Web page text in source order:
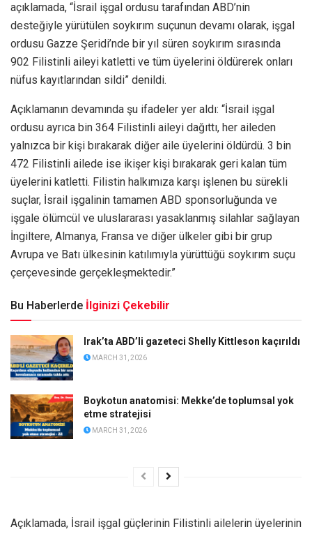
açıklamada, “İsrail işgal ordusu tarafından ABD’nin
desteğiyle yürütülen soykırım suçunun devamı olarak, işgal
ordusu Gazze Şeridi’nde bir yıl süren soykırım sırasında
902 Filistinli aileyi katletti ve tüm üyelerini öldürerek onları
nüfus kayıtlarından sildi” denildi.
Açıklamanın devamında şu ifadeler yer aldı: “İsrail işgal
ordusu ayrıca bin 364 Filistinli aileyi dağıttı, her aileden
yalnızca bir kişi bırakarak diğer aile üyelerini öldürdü. 3 bin
472 Filistinli ailede ise ikişer kişi bırakarak geri kalan tüm
üyelerini katletti. Filistin halkımıza karşı işlenen bu sürekli
suçlar, İsrail işgalinin tamamen ABD sponsorluğunda ve
işgale ölümcül ve uluslararası yasaklanmış silahlar sağlayan
İngiltere, Almanya, Fransa ve diğer ülkeler gibi bir grup
Avrupa ve Batı ülkesinin katılımıyla yürüttüğü soykırım suçu
çerçevesinde gerçekleşmektedir.”
Bu Haberlerde İlginizi Çekebilir
Irak’ta ABD’li gazeteci Shelly Kittleson kaçırıldı
MARCH 31, 2026
Boykotun anatomisi: Mekke’de toplumsal yok
etme stratejisi
MARCH 31, 2026
Açıklamada, İsrail işgal güçlerinin Filistinli ailelerin üyelerinin